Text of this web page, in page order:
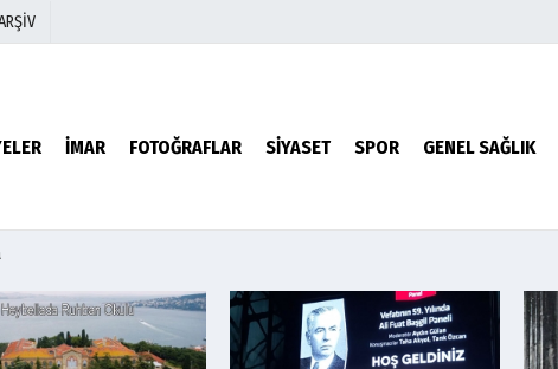
İMAR FOTOĞRAFLAR SİYASET SPOR GENEL SAĞLIK
Köşe Yazarları